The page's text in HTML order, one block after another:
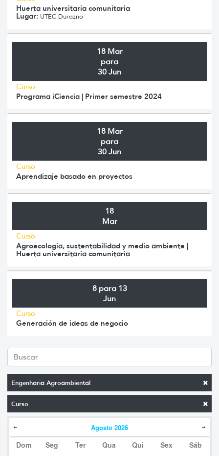
Engenharia Agroambiental
Curso
Agosto 2026
Dom Seg Ter Qua Qui Sex Sáb
Huerta universitaria comunitaria
Lugar: UTEC Durazno
18 Mar
para
30 Jun
Curso
Programa iCiencia | Primer semestre 2024
18 Mar
para
30 Jun
Curso
Aprendizaje basado en proyectos
18
Mar
Curso
Agroecología, sustentabilidad y medio ambiente |
Huerta universitaria comunitaria
8 para 13
Jun
Curso
Generación de ideas de negocio